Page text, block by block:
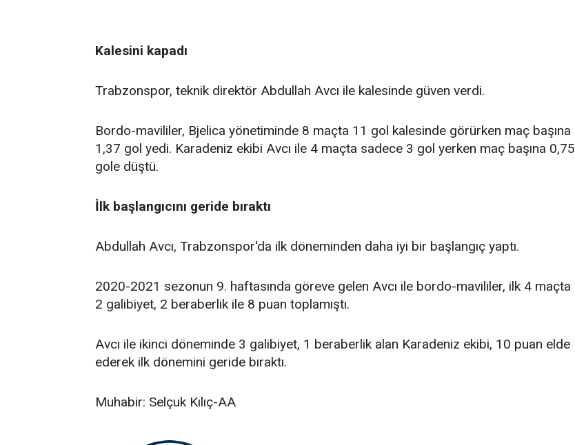
Kalesini kapadı
Trabzonspor, teknik direktör Abdullah Avcı ile kalesinde güven verdi.
Bordo-mavililer, Bjelica yönetiminde 8 maçta 11 gol kalesinde görürken maç başına
1,37 gol yedi. Karadeniz ekibi Avcı ile 4 maçta sadece 3 gol yerken maç başına 0,75
gole düştü.
İlk başlangıcını geride bıraktı
Abdullah Avcı, Trabzonspor'da ilk döneminden daha iyi bir başlangıç yaptı.
2020-2021 sezonun 9. haftasında göreve gelen Avcı ile bordo-mavililer, ilk 4 maçta
2 galibiyet, 2 beraberlik ile 8 puan toplamıştı.
Avcı ile ikinci döneminde 3 galibiyet, 1 beraberlik alan Karadeniz ekibi, 10 puan elde
ederek ilk dönemini geride bıraktı.
Muhabir: Selçuk Kılıç-AA